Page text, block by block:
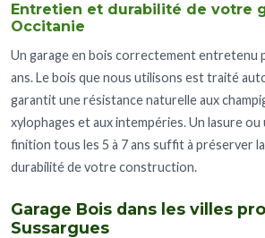
Entretien et durabilité de votre
Occitanie
Un garage en bois correctement entretenu
ans. Le bois que nous utilisons est traité
garantit une résistance naturelle aux
xylophages et aux intempéries. Un lasure
finition tous les 5 à 7 ans suffit à préserver
durabilité de votre construction.
Garage Bois dans les villes
Sussargues